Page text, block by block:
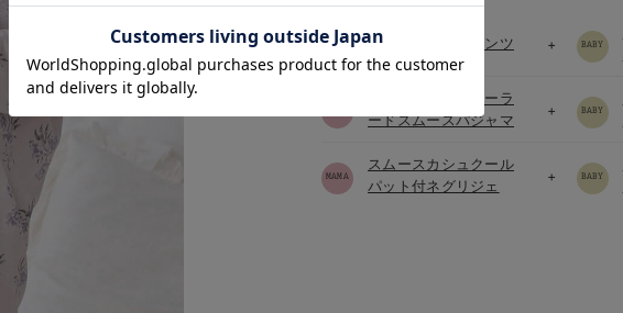
スムースルームパンツ +
快適シームレステーラ
ードスムースパジャマ
+
スムースカシュクール
パット付ネグリジェ
+